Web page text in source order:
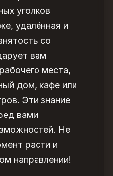
уголков
удалённая и
со
вам
места,
дом, кафе или
Эти знание
вами
Не
расти и
направлении!